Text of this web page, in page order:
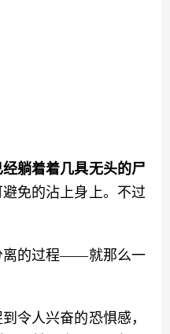
躺着着几具无头的尸
免的沾上身上。不过
离的过程——就那么一
令人兴奋的恐惧感，